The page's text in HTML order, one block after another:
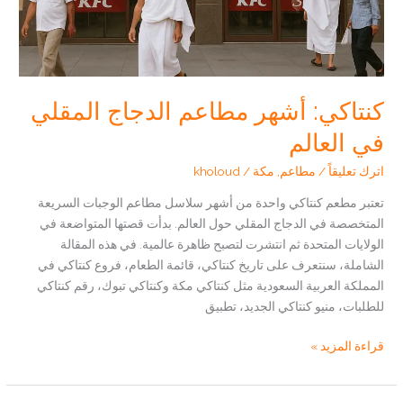
كنتاكي: أشهر مطاعم الدجاج المقلي
في العالم
اترك تعليقاً / مطاعم, مكة /
kholoud
تعتبر مطعم كنتاكي واحدة من أشهر سلاسل مطاعم الوجبات السريعة
المتخصصة في الدجاج المقلي حول العالم. بدأت قصتها المتواضعة في
الولايات المتحدة ثم انتشرت لتصبح ظاهرة عالمية. في هذه المقالة
الشاملة، سنتعرف على تاريخ كنتاكي، قائمة الطعام، فروع كنتاكي في
المملكة العربية السعودية مثل كنتاكي مكة وكنتاكي تبوك، رقم كنتاكي
للطلبات، منيو كنتاكي الجديد، تطبيق
كنتاكي:
مطاعم
قراءة المزيد »